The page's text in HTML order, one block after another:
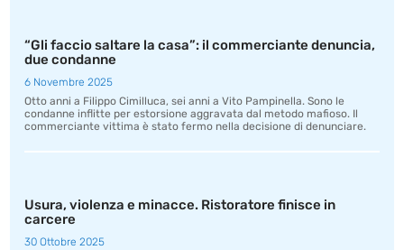
“Gli faccio saltare la casa”: il commerciante denuncia,
due condanne
6 Novembre 2025
Otto anni a Filippo Cimilluca, sei anni a Vito Pampinella. Sono le
condanne inflitte per estorsione aggravata dal metodo mafioso. Il
commerciante vittima è stato fermo nella decisione di denunciare.
Usura, violenza e minacce. Ristoratore finisce in
carcere
30 Ottobre 2025